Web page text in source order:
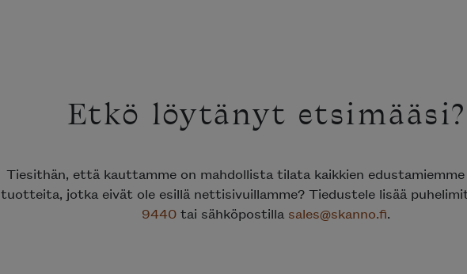
Etkö löytänyt etsimääsi?
Tiesithän, että kauttamme on mahdollista tilata kaikkien
tuotteita, jotka eivät ole esillä nettisivuillamme? Tiedustele lisää
9440 tai sähköpostilla sales@skanno.fi.